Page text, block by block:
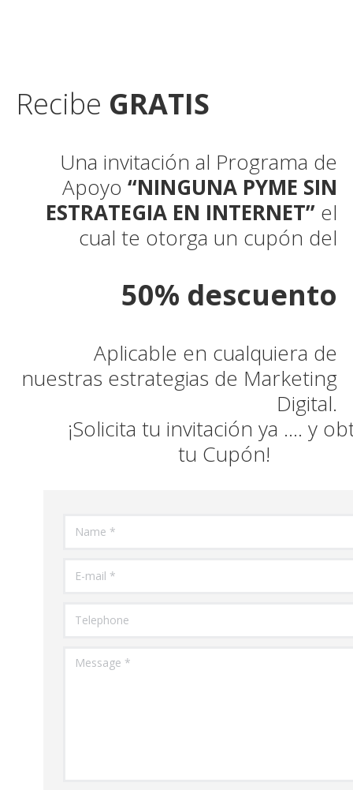
Recibe GRATIS
Una invitación al Programa de
Apoyo “NINGUNA PYME SIN
ESTRATEGIA EN INTERNET” el
cual te otorga un cupón del
50% descuento
Aplicable en cualquiera de
nuestras estrategias de Marketing
Digital.
¡Solicita tu invitación ya …. y
tu Cupón!
Name *
E-mail *
Telephone
Message *